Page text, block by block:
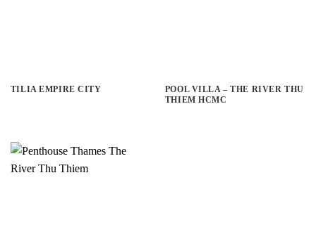
TILIA EMPIRE CITY
POOL VILLA – THE RIVER THU
THIEM HCMC